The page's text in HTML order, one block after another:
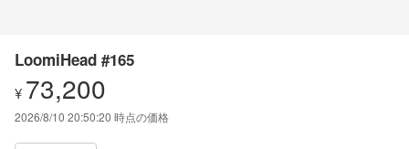
LoomiHead #165
¥ 73,200
2026/8/10 20:50:20 時点の価格